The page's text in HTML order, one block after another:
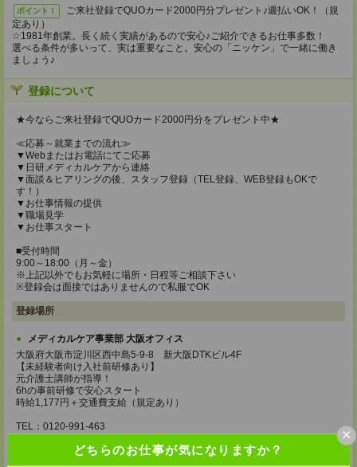
どちらのお仕事が気になりますか？
×
ポイント！
ご来社登録でQUOカード2000円分プレゼント♪週払いOK！（規
定あり）
☆1981年創業。長く続く実績があるので安心♪ご紹介できるお仕事多数！
選べる条件が多いって、実は重要なこと。安心の「ニッケン」で一緒に働き
ましょう♪
登録について
★今ならご来社登録でQUOカード2000円分をプレゼント中★
≪応募～就業までの流れ≫
▼Webまたはお電話にてご応募
▼日研メディカルケアから連絡
▼面談＆ヒアリングの後、スタッフ登録（TEL登録、WEB登録もOKで
す！）
▼お仕事情報の提供
▼職場見学
▼お仕事スタート
■受付時間
9:00～18:00（月～金）
※上記以外でもお気軽に場所・日程等ご相談下さい
※登録会は面接ではありませんので私服でOK
登録場所
メディカルケア事業部 大阪オフィス
大阪府大阪市淀川区西中島5-9-8 新大阪DTKビル4F
【未経験者向け入社前研修あり】
元介護士講師が指導！
6hの事前研修で安心スタート
時給1,177円＋交通費支給（規定あり）
TEL：0120-991-463
担当：採用担当